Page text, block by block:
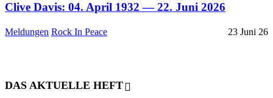
Clive Davis: 04. April 1932 — 22. Juni 2026
Meldungen Rock In Peace 23 Juni 26
DAS AKTUELLE HEFT